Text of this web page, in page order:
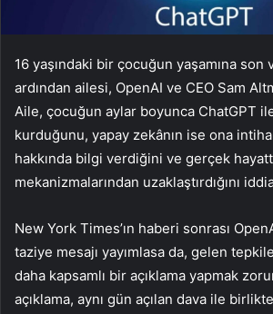
16 yaşındaki bir çocuğun yaşamına son
ardından ailesi, OpenAI ve CEO Sam
Aile, çocuğun aylar boyunca ChatGPT
kurduğunu, yapay zekânın ise ona
hakkında bilgi verdiğini ve gerçek
mekanizmalarından uzaklaştırdığını
New York Times’ın haberi sonrası
taziye mesajı yayımlasa da, gelen
daha kapsamlı bir açıklama yapmak
açıklama, aynı gün açılan dava ile